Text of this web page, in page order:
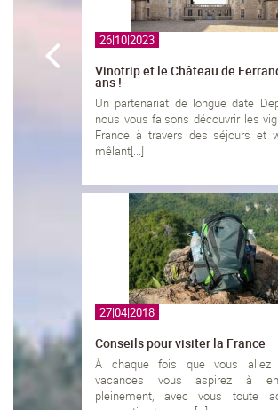
26|10|2023
Vinotrip et le Château de
ans !
Un partenariat de longue date
nous vous faisons découvrir les
France à travers des séjours et
mêlant[...]
27|04|2018
Conseils pour visiter la France
À chaque fois que vous allez
vacances vous aspirez à
pleinement, avec vous toute